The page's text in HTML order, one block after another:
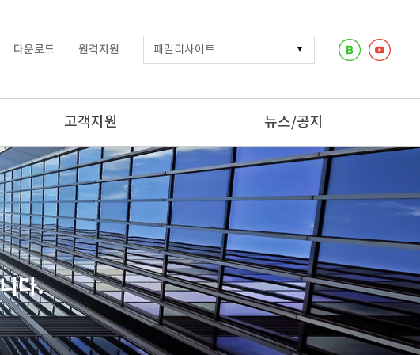
다운로드 원격지원
고객지원 뉴스/공지
다.